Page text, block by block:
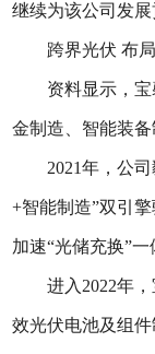
继续为该公司发展
跨界光伏 布
资料显示，
金制造、智能装备
2021年，公
+智能制造”双引
加速“光储充换”
进入2022年
效光伏电池及组